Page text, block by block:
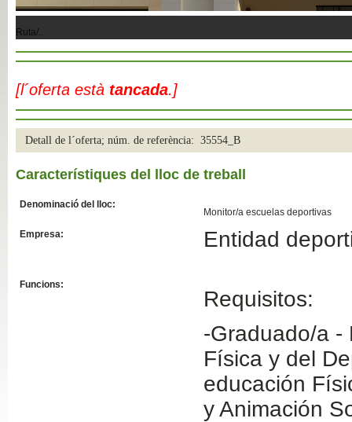
Ruta/..
[l´oferta està tancada.]
Detall de l´oferta; núm. de referència: 35554_B
Característiques del lloc de treball
Denominació del lloc:
Monitor/a escuelas deportivas
Empresa:
Entidad
Funcions:
Requisitos:
-Graduado/a -
Física y del
educación
y Animación